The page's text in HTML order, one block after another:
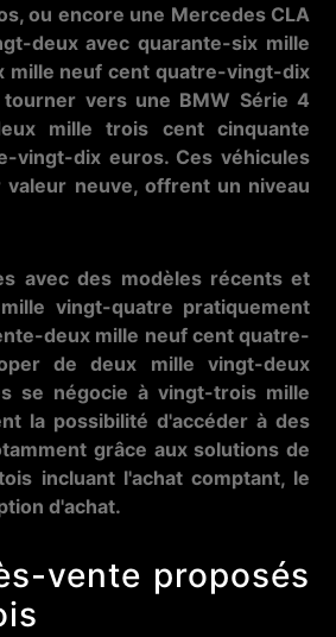
ou encore une Mercedes CLA
deux avec quarante-six mille
mille neuf cent quatre-vingt-dix
vers une BMW Série 4
mille trois cent cinquante
vingt-dix euros. Ces véhicules
neuve, offrent un niveau
avec des modèles récents et
vingt-quatre pratiquement
deux mille neuf cent quatre-
de deux mille vingt-deux
se négocie à vingt-trois mille
la possibilité d'accéder à des
grâce aux solutions de
incluant l'achat comptant, le
d'achat.
vente proposés